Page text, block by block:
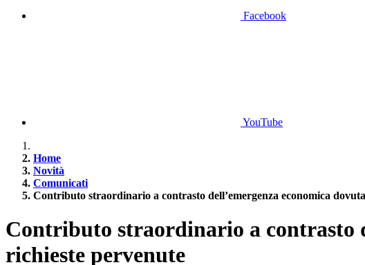
Facebook
YouTube
Home
Novità
Comunicati
Contributo straordinario a contrasto dell’emergenza economica
Contributo straordinario a contrasto
richieste pervenute